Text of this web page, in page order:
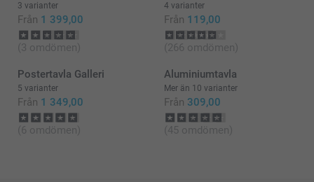
Vad är de exakta storlekarna på postertavlorna i min
komposition?
3 varianter
Från 1 399,00
(3 omdömen)
4 varianter
Från 119,00
(266 omdömen)
Postertavla Galleri
5 varianter
Från 1 349,00
(6 omdömen)
Aluminiumtavla
Mer än 10 varianter
Från 309,00
(45 omdömen)